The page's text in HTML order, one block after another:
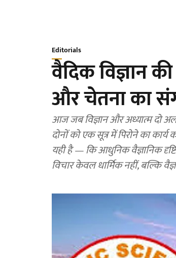
Editorials
वैदिक विज्ञान
और चेतना का
आज जब विज्ञान और अध्यात्म दो
दोनों को एक सूत्र में पिरोने का
यही है — कि आधुनिक वैज्ञानिक
विचार केवल धार्मिक नहीं, बल्कि